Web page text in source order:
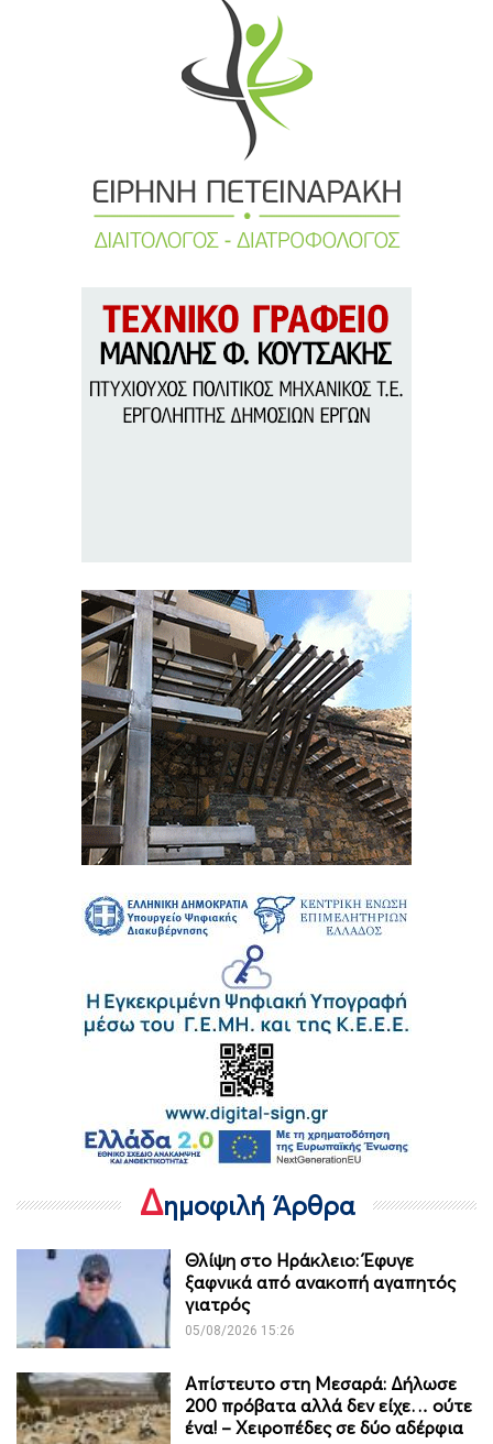
Δημοφιλή Άρθρα
Θλίψη στο Ηράκλειο: Έφυγε
ξαφνικά από ανακοπή αγαπητός
γιατρός
05/08/2026 15:26
Απίστευτο στη Μεσαρά: Δήλωσε
200 πρόβατα αλλά δεν είχε… ούτε
ένα! – Χειροπέδες σε δύο αδέρφια